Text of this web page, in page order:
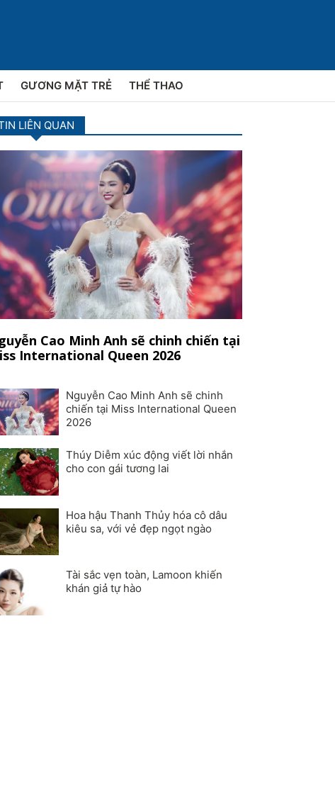
GƯƠNG MẶT TRẺ THỂ THAO
LIÊN QUAN
Cao Minh Anh sẽ chinh chiến tại
International Queen 2026
Nguyễn Cao Minh Anh sẽ chinh
chiến tại Miss International Queen
2026
Thúy Diễm xúc động viết lời nhắn
cho con gái tương lai
Hoa hậu Thanh Thủy hóa cô dâu
kiêu sa, với vẻ đẹp ngọt ngào
Tài sắc vẹn toàn, Lamoon khiến
khán giả tự hào